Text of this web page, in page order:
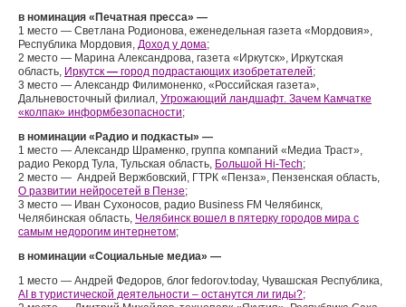
в номинация «Печатная пресса» —
1 место — Светлана Родионова, еженедельная газета «Мордовия»,
Республика Мордовия, Доход у дома;
2 место — Марина Александрова, газета «Иркутск», Иркутская
область, Иркутск — город подрастающих изобретателей;
3 место — Александр Филимоненко, «Российская газета»,
Дальневосточный филиал, Угрожающий ландшафт. Зачем Камчатке
«колпак» информбезопасности;
в номинации «Радио и подкасты» —
1 место — Александр Шраменко, группа компаний «Медиа Траст»,
радио Рекорд Тула, Тульская область, Большой Hi-Tech;
2 место — Андрей Вержбовский, ГТРК «Пенза», Пензенская область,
О развитии нейросетей в Пензе;
3 место — Иван Сухоносов, радио Business FM Челябинск,
Челябинская область, Челябинск вошел в пятерку городов мира с
самым недорогим интернетом;
в номинации «Социальные медиа» —
1 место — Андрей Федоров, блог fedorov.today, Чувашская Республика,
AI в туристической деятельности – останутся ли гиды?;